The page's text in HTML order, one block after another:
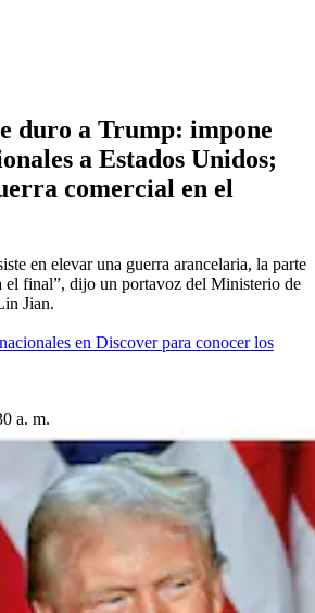
duro a Trump: impone
a Estados Unidos;
comercial en el
en elevar una guerra arancelaria, la parte
el final”, dijo un portavoz del Ministerio de
Jian.
en Discover para conocer los
a. m.